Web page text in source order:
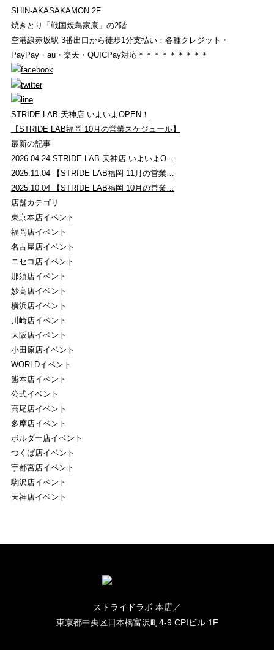
SHIN-AKASAKAMON 2F
焼きとり「戦国焼鳥家康」の2階
空港線赤坂駅 3番出口から徒歩1分支払い：各種クレジット・
PayPay・au・楽天・QUICPay対応＊＊＊＊＊＊＊＊＊
STRIDE LAB 天神店 いよいよOPEN！
【STRIDE LAB福岡 10月の営業スケジュール】
最新の記事
2026.04.24 STRIDE LAB 天神店 いよいよO…
2025.11.04
【STRIDE LAB福岡 11月の営業…
2025.10.04
【STRIDE LAB福岡 10月の営業…
店舗カテゴリ
東京本店イベント
福岡店イベント
名古屋店イベント
ニセコ店イベント
那須店イベント
妙高店イベント
横浜店イベント
川崎店イベント
大阪店イベント
小田原店イベント
WORLDイベント
熊本店イベント
公式イベント
高尾店イベント
多摩店イベント
ボルダー店イベント
つくば店イベント
宇都宮店イベント
駒沢店イベント
天神店イベント
ストライドラボ 本店／
東京都中央区日本橋富沢町4-9 CPIビル 1F